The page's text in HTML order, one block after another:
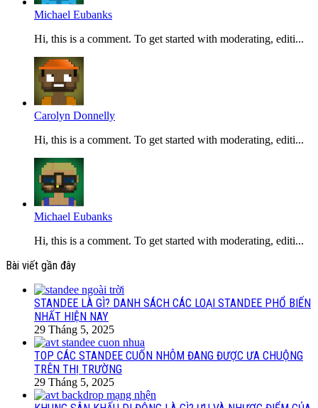
Michael Eubanks
Hi, this is a comment. To get started with moderating, editi...
Carolyn Donnelly
Hi, this is a comment. To get started with moderating, editi...
Michael Eubanks
Hi, this is a comment. To get started with moderating, editi...
Bài viết gần đây
STANDEE LÀ GÌ? DANH SÁCH CÁC LOẠI STANDEE PHỔ BIẾN
NHẤT HIỆN NAY
29 Tháng 5, 2025
TOP CÁC STANDEE CUỐN NHÔM ĐANG ĐƯỢC ƯA CHUỘNG
TRÊN THỊ TRƯỜNG
29 Tháng 5, 2025